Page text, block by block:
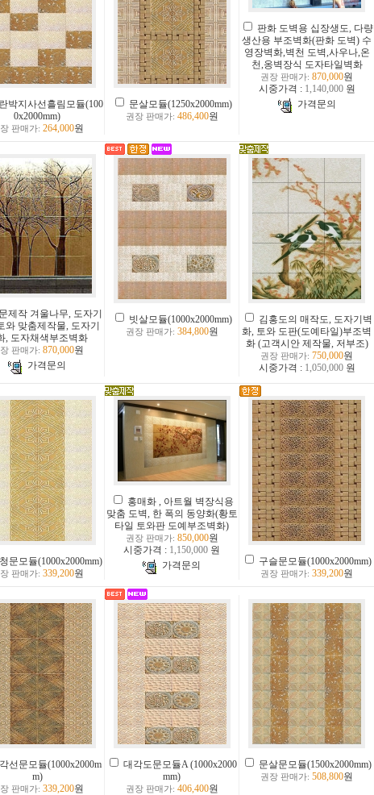
박지사선흘림모듈(100
0x2000mm)
판매가: 264,000원
문살모듈(1250x2000mm)
권장 판매가: 486,400원
판화 도벽용 십장생도, 다량
생산용 부조벽화(판화 도벽) 수
영장벽화,벽천 도벽,사우나,온
천,옹벽장식 도자타일벽화
권장 판매가:870,000원
시중가격 : 1,140,000원
가격문의
제작 겨울나무, 도자기
와 맞춤제작물, 도자기
, 도자채색부조벽화
판매가: 870,000원
가격문의
빗살모듈(1000x2000mm)
권장 판매가: 384,800원
김홍도의 매작도, 도자기벽
화, 토와 도판(도예타일)부조벽
화 (고객시안 제작물, 저부조)
권장 판매가:750,000원
시중가격 : 1,050,000원
문모듈(1000x2000mm)
판매가: 339,200원
홍매화 , 아트월 벽장식용
맞춤 도벽, 한 폭의 동양화(황토
타일 토와판 도예부조벽화)
권장 판매가: 850,000원
시중가격 : 1,150,000 원
가격문의
구슬문모듈(1000x2000mm)
권장 판매가:339,200원
선문모듈(1000x2000m
m)
판매가: 339,200원
대각도문모듈A (1000x2000
mm)
권장 판매가: 406,400원
문살문모듈(1500x2000mm)
권장 판매가:508,800원